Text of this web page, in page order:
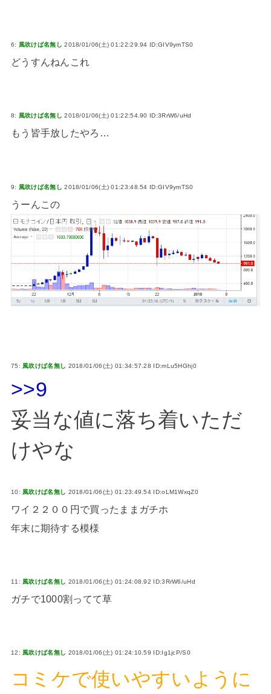
6: 風吹けば名無し 2018/01/06(土) 01:22:29.94 ID:GIV9ymTS0
どうすんねんこれ
8: 風吹けば名無し 2018/01/06(土) 01:22:54.90 ID:3RrW6/uHd
もう皆手放したやろ…
9: 風吹けば名無し 2018/01/06(土) 01:23:48.54 ID:GIV9ymTS0
うーんこの
75:風吹けば名無し 2018/01/06(土) 01:34:57.28 ID:mLu5HGhj0
>>9
妥当な値に落ち着いただ
けやな
10: 風吹けば名無し 2018/01/06(土) 01:23:49.54 ID:oLM1WxqZ0
ワイ２２００円で買ったままガチホ
年末に期待する模様
11: 風吹けば名無し 2018/01/06(土) 01:24:08.92 ID:3RrW6/uHd
ガチで1000割ってて草
12:風吹けば名無し 2018/01/06(土) 01:24:10.59 ID:Ig1jcP/S0
コミケで使いやすいように